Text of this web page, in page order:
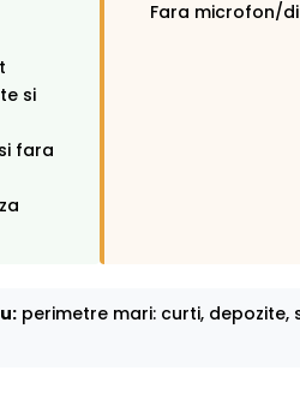
si
fara
Fara microfon/
perimetre mari: curti,